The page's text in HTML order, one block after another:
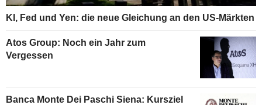
KI, Fed und Yen: die neue Gleichung an den US-Märkten
Atos Group: Noch ein Jahr zum
Vergessen
Banca Monte Dei Paschi Siena: Kursziel